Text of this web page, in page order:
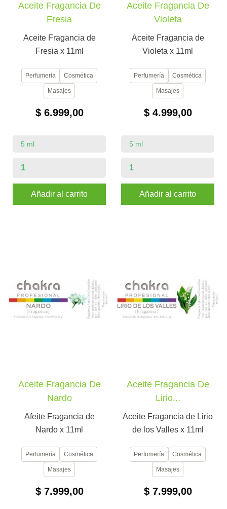
Aceite Fragancia De
Fresia
Aceite Fragancia de
Fresia x 11ml
Perfumería Cosmética
Masajes
$ 6.999,00
Añadir al carrito
Aceite Fragancia De
Violeta
Aceite Fragancia de
Violeta x 11ml
Perfumería Cosmética
Masajes
$ 4.999,00
Añadir al carrito
Aceite Fragancia De
Nardo
Afeite Fragancia de
Nardo x 11ml
Perfumería Cosmética
Masajes
$ 7.999,00
Aceite Fragancia De
Lirio...
Aceite Fragancia de Lirio
de los Valles x 11ml
Perfumería Cosmética
Masajes
$ 7.999,00